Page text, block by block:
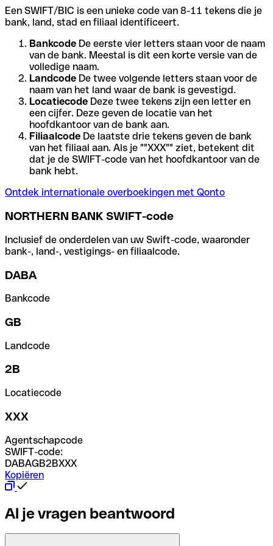
Een SWIFT/BIC is een unieke code van 8-11 tekens die je
bank, land, stad en filiaal identificeert.
Bankcode De eerste vier letters staan voor de naam
van de bank. Meestal is dit een korte versie van de
volledige naam.
Landcode De twee volgende letters staan voor de
naam van het land waar de bank is gevestigd.
Locatiecode Deze twee tekens zijn een letter en
een cijfer. Deze geven de locatie van het
hoofdkantoor van de bank aan.
Filiaalcode De laatste drie tekens geven de bank
van het filiaal aan. Als je ""XXX"" ziet, betekent dit
dat je de SWIFT-code van het hoofdkantoor van de
bank hebt.
Ontdek internationale overboekingen met Qonto
NORTHERN BANK SWIFT-code
Inclusief de onderdelen van uw Swift-code, waaronder
bank-, land-, vestigings- en filiaalcode.
DABA
Bankcode
GB
Landcode
2B
Locatiecode
XXX
Agentschapcode
SWIFT-code:
DABAGB2BXXX
Kopiëren
Al je vragen beantwoord